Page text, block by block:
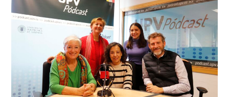
Coro
de
PASEARTE
25